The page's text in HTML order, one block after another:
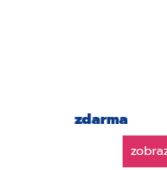
zdarma